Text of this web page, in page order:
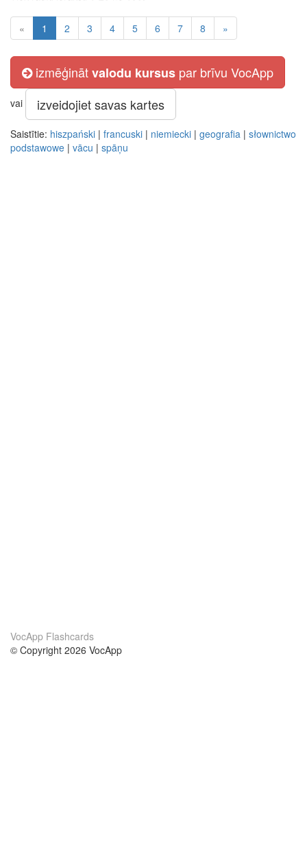
« 1 2 3 4 5 6 7 8 »
izmēģinātvalodu kursus par brīvu VocApp
vai izveidojiet savas kartes
Saistītie: hiszpański | francuski | niemiecki | geografia | słownictwo
podstawowe | vācu | spāņu
VocApp Flashcards
© Copyright 2026 VocApp